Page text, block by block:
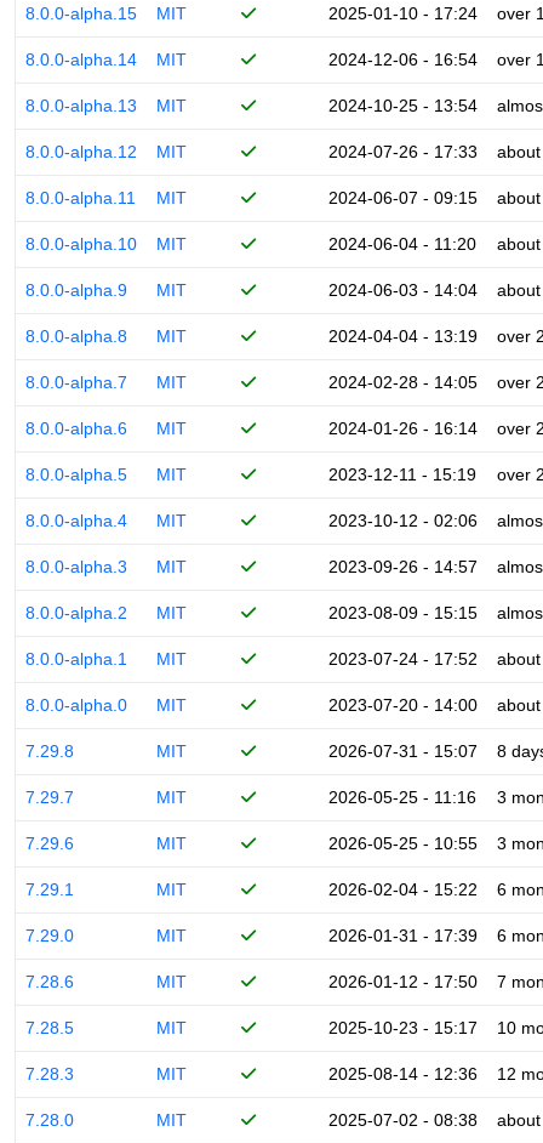
8.0.0-alpha.15 MIT 2025-01-10 - 17:24 over
8.0.0-alpha.14 MIT 2024-12-06 - 16:54 over
8.0.0-alpha.13 MIT 2024-10-25 - 13:54
8.0.0-alpha.12 MIT 2024-07-26 - 17:33
8.0.0-alpha.11 MIT 2024-06-07 - 09:15
8.0.0-alpha.10 MIT 2024-06-04 - 11:20
8.0.0-alpha.9 MIT 2024-06-03 - 14:04
8.0.0-alpha.8 MIT 2024-04-04 - 13:19 over
8.0.0-alpha.7 MIT 2024-02-28 - 14:05 over
8.0.0-alpha.6 MIT 2024-01-26 - 16:14 over
8.0.0-alpha.5 MIT 2023-12-11 - 15:19 over
8.0.0-alpha.4 MIT 2023-10-12 - 02:06
8.0.0-alpha.3 MIT 2023-09-26 - 14:57
8.0.0-alpha.2 MIT 2023-08-09 - 15:15
8.0.0-alpha.1 MIT 2023-07-24 - 17:52
8.0.0-alpha.0 MIT 2023-07-20 - 14:00
7.29.8 MIT 2026-07-31 - 15:07 8
7.29.7 MIT 2026-05-25 - 11:16 3
7.29.6 MIT 2026-05-25 - 10:55 3
7.29.1 MIT 2026-02-04 - 15:22 6
7.29.0 MIT 2026-01-31 - 17:39 6
7.28.6 MIT 2026-01-12 - 17:50 7
7.28.5 MIT 2025-10-23 - 15:17 10
7.28.3 MIT 2025-08-14 - 12:36 12
7.28.0 MIT 2025-07-02 - 08:38